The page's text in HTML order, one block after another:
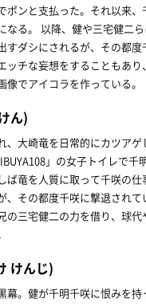
ポンと支払った。それ以来、
なる。 以降、健や三宅健二
すダシにされるが、その都度
ッチな妄想をすることもあり
像でアイコラを作っている。
ん)
、大崎竜を日常的にカツアゲ
」の女子トイレで千
ば竜を人質に取って千咲の
、その都度千咲に撃退され
の三宅健二の力を借り、球代
けんじ)
幕。健が千明千咲に恨みを持